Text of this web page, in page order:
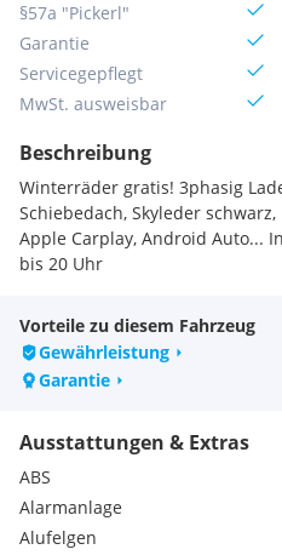
§57a "Pickerl"
Garantie
Servicegepflegt
MwSt. ausweisbar
Beschreibung
Winterräder gratis! 3phasig
Schiebedach, Skyleder
Apple Carplay, Android Auto...
bis 20 Uhr
Vorteile zu diesem Fahrzeug
Gewährleistung
Garantie
Ausstattungen & Extras
ABS
Alarmanlage
Alufelgen